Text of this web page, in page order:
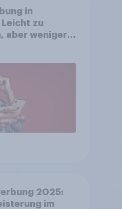
in
Leicht zu
aber weniger
2025:
im